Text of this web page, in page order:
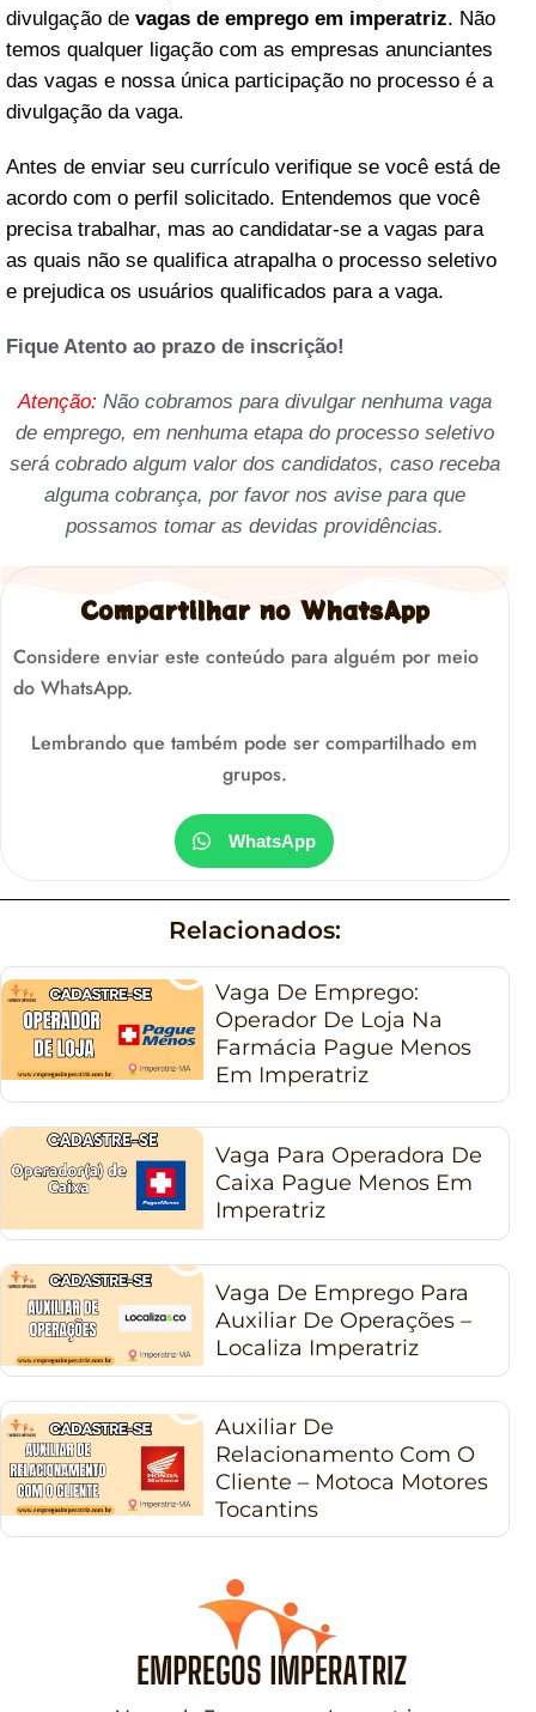
divulgação de vagas de emprego em imperatriz. Não
temos qualquer ligação com as empresas anunciantes
das vagas e nossa única participação no processo é a
divulgação da vaga.
Antes de enviar seu currículo verifique se você está de
acordo com o perfil solicitado. Entendemos que você
precisa trabalhar, mas ao candidatar-se a vagas para
as quais não se qualifica atrapalha o processo seletivo
e prejudica os usuários qualificados para a vaga.
Fique Atento ao prazo de inscrição!
Atenção: Não cobramos para divulgar nenhuma vaga
de emprego, em nenhuma etapa do processo seletivo
será cobrado algum valor dos candidatos, caso receba
alguma cobrança, por favor nos avise para que
possamos tomar as devidas providências.
Compartilhar no WhatsApp
Considere enviar este conteúdo para alguém por meio
do WhatsApp.
Lembrando que também pode ser compartilhado em
grupos.
WhatsApp
Relacionados:
Vaga De Emprego:
Operador De Loja Na
Farmácia Pague Menos
Em Imperatriz
Vaga Para Operadora De
Caixa Pague Menos Em
Imperatriz
Vaga De Emprego Para
Auxiliar De Operações –
Localiza Imperatriz
Auxiliar De
Relacionamento Com O
Cliente – Motoca Motores
Tocantins